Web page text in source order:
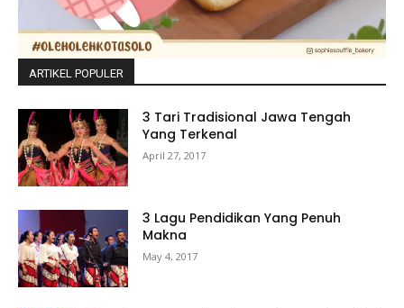
ARTIKEL POPULER
3 Tari Tradisional Jawa Tengah
Yang Terkenal
April 27, 2017
3 Lagu Pendidikan Yang Penuh
Makna
May 4, 2017